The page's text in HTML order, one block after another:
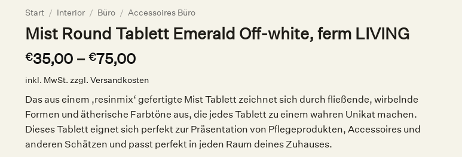
Start / Interior / Büro / Accessoires Büro
Mist Round Tablett Emerald Off-white, ferm LIVING
€35,00– €75,00
inkl. MwSt. zzgl. Versandkosten
Das aus einem ‚resinmix‘ gefertigte Mist Tablett zeichnet sich durch fließende, wirbelnde
Formen und ätherische Farbtöne aus, die jedes Tablett zu einem wahren Unikat machen.
Dieses Tablett eignet sich perfekt zur Präsentation von Pflegeprodukten, Accessoires und
anderen Schätzen und passt perfekt in jeden Raum deines Zuhauses.